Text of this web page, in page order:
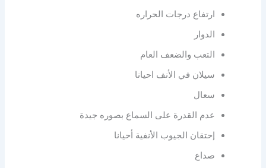
ارتفاع درجات الحراره
الدوار
التعب والضعف العام
سيلان في الأنف احيانا
سعال
عدم القدرة على السماع بصوره جيدة
إحتقان الجيوب الأنفية أحيانا
صداع